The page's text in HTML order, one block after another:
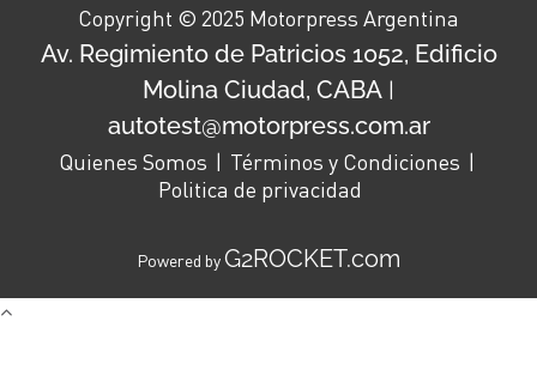
Copyright © 2025 Motorpress Argentina
Av. Regimiento de Patricios 1052, Edificio
Molina Ciudad, CABA |
autotest@motorpress.com.ar
Quienes Somos
Términos y Condiciones
Politica de privacidad
Powered byG2ROCKET.com